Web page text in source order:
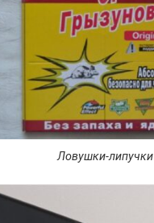
Ловушки-липучки